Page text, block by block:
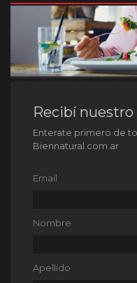
Recibí
Enterate primero de
Biennatural.com.ar
Email
Nombre
Apellido